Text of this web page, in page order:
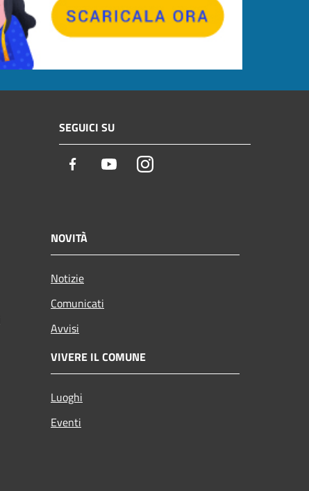
SEGUICI SU
Facebook YoutubeInstagram
NOVITÀ
Notizie
Comunicati
Avvisi
VIVERE IL COMUNE
Luoghi
Eventi